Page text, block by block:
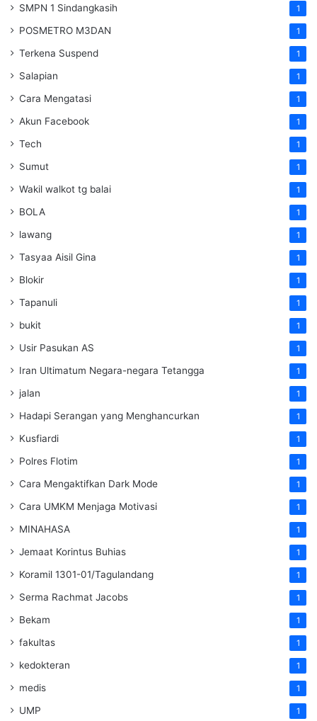
SMPN 1 Sindangkasih 1
POSMETRO M3DAN 1
Terkena Suspend 1
Salapian 1
Cara Mengatasi 1
Akun Facebook 1
Tech 1
Sumut 1
Wakil walkot tg balai 1
BOLA 1
lawang 1
Tasyaa Aisil Gina 1
Blokir 1
Tapanuli 1
bukit 1
Usir Pasukan AS 1
Iran Ultimatum Negara-negara Tetangga 1
jalan 1
Hadapi Serangan yang Menghancurkan 1
Kusfiardi 1
Polres Flotim 1
Cara Mengaktifkan Dark Mode 1
Cara UMKM Menjaga Motivasi 1
MINAHASA 1
Jemaat Korintus Buhias 1
Koramil 1301-01/Tagulandang 1
Serma Rachmat Jacobs 1
Bekam 1
fakultas 1
kedokteran 1
medis 1
UMP 1